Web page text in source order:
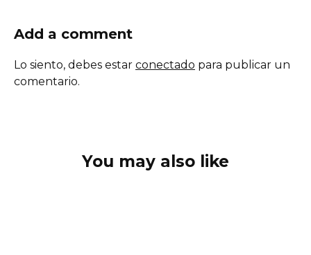
Add a comment
Lo siento, debes estar conectado para publicar un
comentario.
You may also like